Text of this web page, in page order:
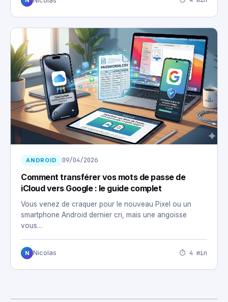
ANDROID 09/04/2026
Comment transférer vos mots de passe de
iCloud vers Google : le guide complet
Vous venez de craquer pour le nouveau Pixel ou un
smartphone Android dernier cri, mais une angoisse
vous…
N Nicolas ⏱ 4 min